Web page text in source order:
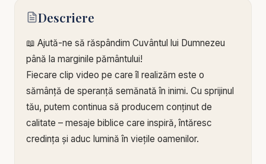
Descriere
📖 Ajută-ne să răspândim Cuvântul lui Dumnezeu
până la marginile pământului!
Fiecare clip video pe care îl realizăm este o
sămânță de speranță semănată în inimi. Cu sprijinul
tău, putem continua să producem conținut de
calitate – mesaje biblice care inspiră, întăresc
credința și aduc lumină în viețile oamenilor.